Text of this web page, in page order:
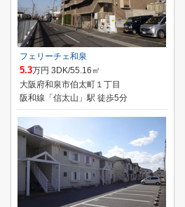
フェリーチェ和泉
5.3万円 3DK/55.16㎡
大阪府和泉市伯太町１丁目
阪和線「信太山」駅 徒歩5分